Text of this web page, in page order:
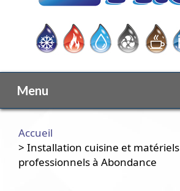
Menu
Accueil
> Installation cuisine et matériels
professionnels à Abondance